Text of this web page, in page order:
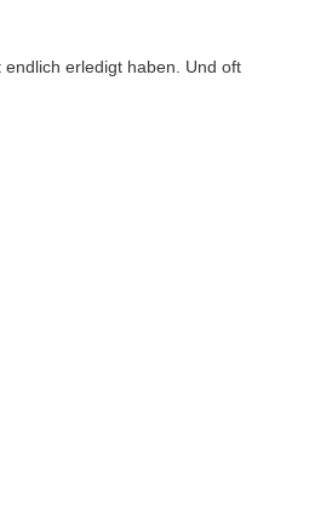
erledigt haben. Und oft